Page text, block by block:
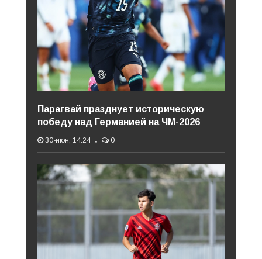
Парагвай празднует историческую
победу над Германией на ЧМ-2026
30-июн, 14:24 0